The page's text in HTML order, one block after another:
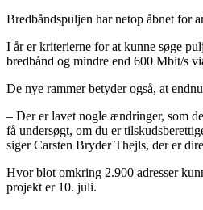
Bredbåndspuljen har netop åbnet for
I år er kriterierne for at kunne søge
bredbånd og mindre end 600 Mbit/s
De nye rammer betyder også, at
– Der er lavet nogle ændringer, som
få undersøgt, om du er
siger Carsten Bryder Thejls, der er
Hvor blot omkring 2.900 adresser
projekt er 10. juli.